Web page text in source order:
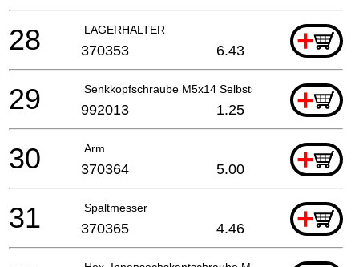
LAGERHALTER +
28 370353 6.43
Senkkopfschraube M5x14 Selbstsi. Nicht mehr liefe
+
29 992013 1.25
Arm +
30 370364 5.00
Spaltmesser +
31 370365 4.46